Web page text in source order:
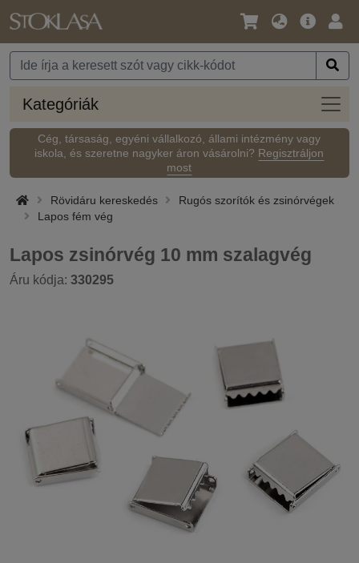
Nyelv
Pénznem
Fő
Kategóriák
Cég, társaság, egyéni vállalkozó, állami intézmény vagy
iskola, és szeretne nagyker áron vásárolni? Regisztráljon
most
Rövidáru kereskedés
Rugós szorítók és zsinórvégek
Lapos fém vég
Lapos zsinórvég 10 mm szalagvég
Áru kódja: 330295